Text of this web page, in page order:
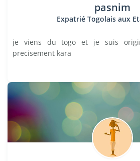
pasnim
Expatrié Togolais aux
je viens du togo et je suis
precisement kara